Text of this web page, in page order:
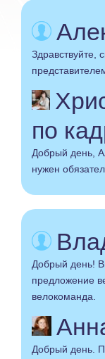
Здравствуйте,
по
Добрый день,
нужен
Добрый день!
предложение
велокоманда.
Добрый день.